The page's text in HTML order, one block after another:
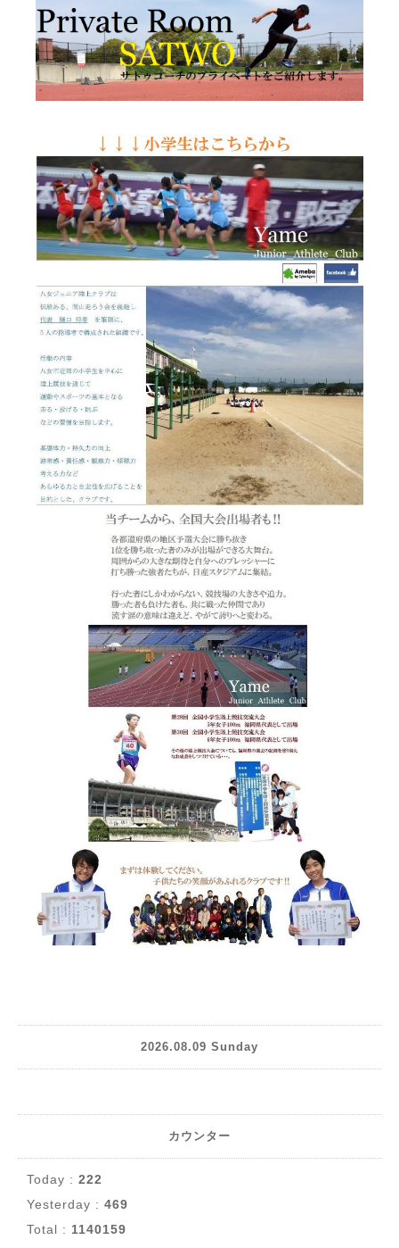
2026.08.09 Sunday
カウンター
Today : 222
Yesterday : 469
Total : 1140159